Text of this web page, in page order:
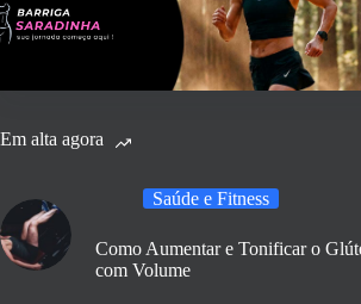
Em alta agora
Saúde e Fitness
Como Aumentar e Tonificar o
com Volume